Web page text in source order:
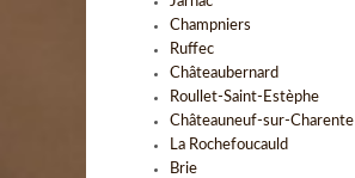
Champniers
Ruffec
Châteaubernard
Roullet-Saint-Estèphe
Châteauneuf-sur-Charente
La Rochefoucauld
Brie